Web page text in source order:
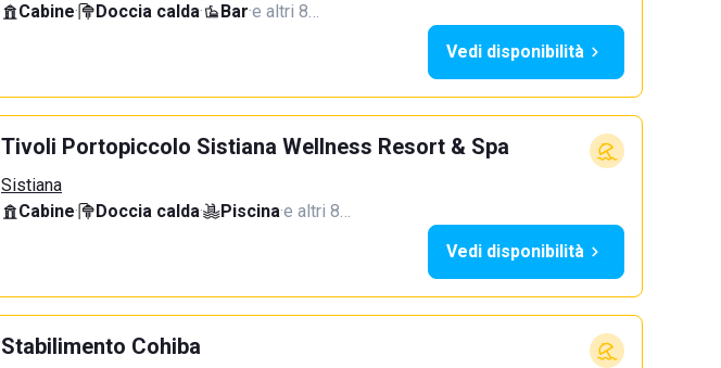
Cabine· Doccia calda· Bar·e altri 8…
Vedi disponibilità
Tivoli Portopiccolo Sistiana Wellness Resort & Spa
Sistiana
Cabine· Doccia calda· Piscina·e altri 8…
Vedi disponibilità
Stabilimento Cohiba